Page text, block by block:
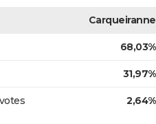
Carqueiranne
68,03%
31,97%
2,64%